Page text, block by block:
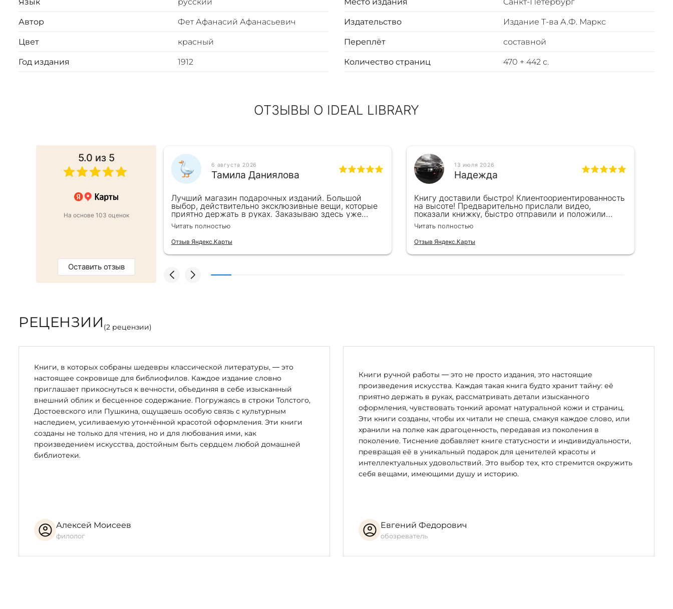
Автор Фет Афанасий Афанасьевич
Цвет красный
Год издания 1912
Издательство Издание Т-ва А.Ф. Маркс
Переплёт составной
Количество страниц 470 + 442 с.
ОТЗЫВЫ О IDEAL LIBRARY
5.0 из 5
На основе 103 оценок
Оставить отзыв
подарок коллеге. Менеджер
оформили заказ и доставку на
6 августа 2026
Тамила Даниялова
Лучший магазин подарочных изданий. Большой
выбор, действительно эксклюзивные вещи, которые
приятно держать в руках. Заказываю здесь уже
второй раз для бизнес-партнеров, всегда всё
безупречно — от общения с консультантами до
качества самих книг. Однозначно рекомендую
Читать полностью
Отзыв Яндекс.Карты
13 июля 2026
Надежда
Книгу доставили быстро! Клиентоориентированность
на высоте! Предварительно прислали видео,
показали книжку, быстро отправили и положили
подарочек) Спасибо!!!
Читать полностью
Отзыв Яндекс.Карты
РЕЦЕНЗИИ (2 рецензии)
Книги, в которых собраны шедевры классической литературы, — это
настоящее сокровище для библиофилов. Каждое издание словно
приглашает прикоснуться к вечности, объединяя в себе изысканный
внешний облик и бесценное содержание. Погружаясь в строки Толстого,
Достоевского или Пушкина, ощущаешь особую связь с культурным
наследием, усиливаемую утончённой красотой оформления. Эти книги
созданы не только для чтения, но и для любования ими, как
произведением искусства, достойным быть сердцем любой домашней
библиотеки.
Алексей Моисеев
филолог
Книги ручной работы — это не просто издания, это настоящие
произведения искусства. Каждая такая книга будто хранит тайну: её
приятно держать в руках, рассматривать детали изысканного
оформления, чувствовать тонкий аромат натуральной кожи и страниц.
Эти книги созданы, чтобы их читали не спеша, смакуя каждое слово, или
хранили на полке как драгоценность, передавая из поколения в
поколение. Тиснение добавляет книге статусности и индивидуальности,
превращая её в уникальный подарок для ценителей красоты и
интеллектуальных удовольствий. Это выбор тех, кто стремится окружить
себя вещами, имеющими душу и историю.
Евгений Федорович
обозреватель